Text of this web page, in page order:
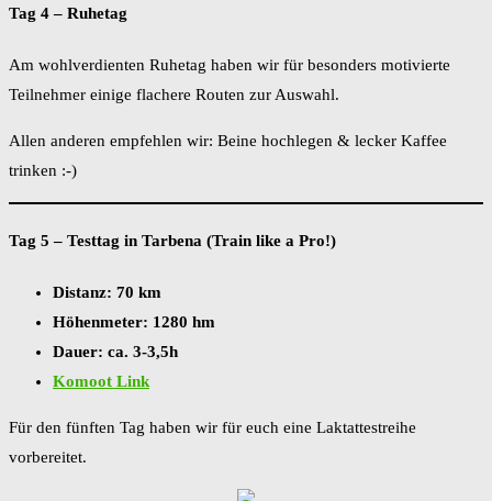
Tag 4 – Ruhetag
Am wohlverdienten Ruhetag haben wir für besonders motivierte
Teilnehmer einige flachere Routen zur Auswahl.
Allen anderen empfehlen wir: Beine hochlegen & lecker Kaffee
trinken :-)
Tag 5 – Testtag in Tarbena (Train like a Pro!)
Distanz: 70 km
Höhenmeter: 1280 hm
Dauer: ca. 3-3,5h
Komoot Link
Für den fünften Tag haben wir für euch eine Laktattestreihe
vorbereitet.